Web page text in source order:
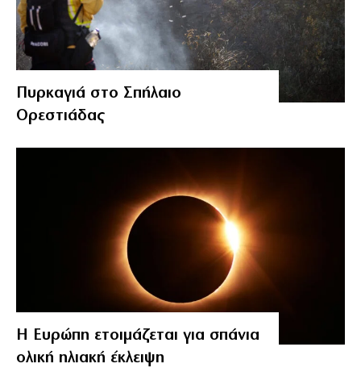
Πυρκαγιά στο Σπήλαιο
Ορεστιάδας
Η Ευρώπη ετοιμάζεται για σπάνια
ολική ηλιακή έκλειψη